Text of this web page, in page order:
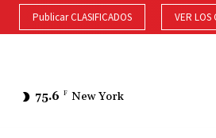
Publicar CLASIFICADOS VER LOS
75.6 F New York